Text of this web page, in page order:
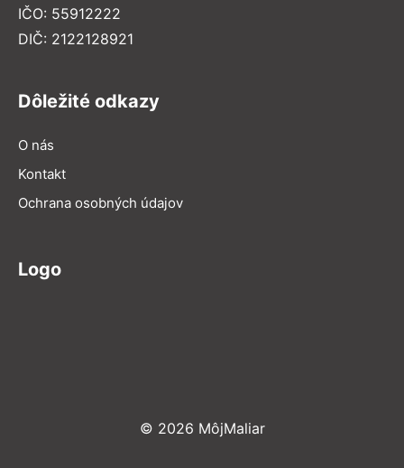
IČO: 55912222
DIČ: 2122128921
Dôležité odkazy
O nás
Kontakt
Ochrana osobných údajov
Logo
© 2026 MôjMaliar